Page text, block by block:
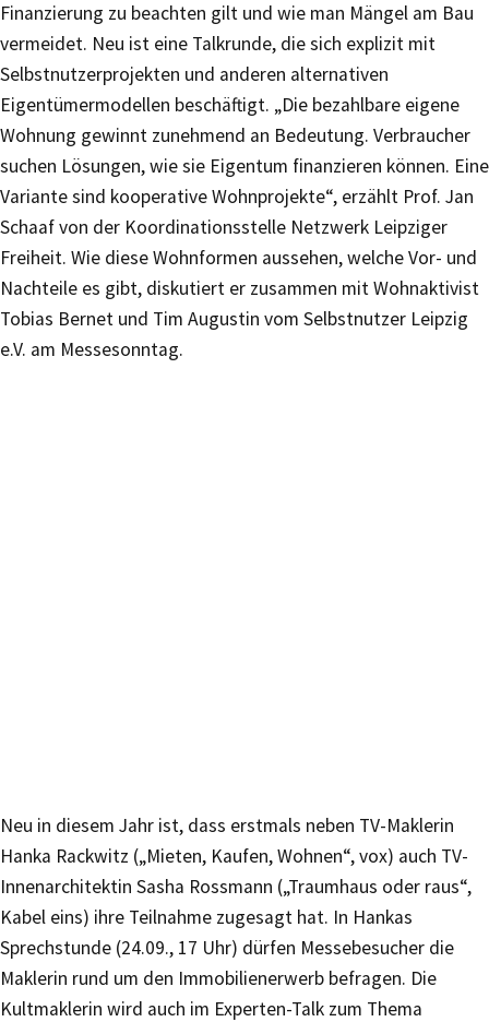
Finanzierung zu beachten gilt und wie man Mängel am Bau
vermeidet. Neu ist eine Talkrunde, die sich explizit mit
Selbstnutzerprojekten und anderen alternativen
Eigentümermodellen beschäftigt. „Die bezahlbare eigene
Wohnung gewinnt zunehmend an Bedeutung. Verbraucher
suchen Lösungen, wie sie Eigentum finanzieren können. Eine
Variante sind kooperative Wohnprojekte“, erzählt Prof. Jan
Schaaf von der Koordinationsstelle Netzwerk Leipziger
Freiheit. Wie diese Wohnformen aussehen, welche Vor- und
Nachteile es gibt, diskutiert er zusammen mit Wohnaktivist
Tobias Bernet und Tim Augustin vom Selbstnutzer Leipzig
e.V. am Messesonntag.
Neu in diesem Jahr ist, dass erstmals neben TV-Maklerin
Hanka Rackwitz („Mieten, Kaufen, Wohnen“, vox) auch TV-
Innenarchitektin Sasha Rossmann („Traumhaus oder raus“,
Kabel eins) ihre Teilnahme zugesagt hat. In Hankas
Sprechstunde (24.09., 17 Uhr) dürfen Messebesucher die
Maklerin rund um den Immobilienerwerb befragen. Die
Kultmaklerin wird auch im Experten-Talk zum Thema